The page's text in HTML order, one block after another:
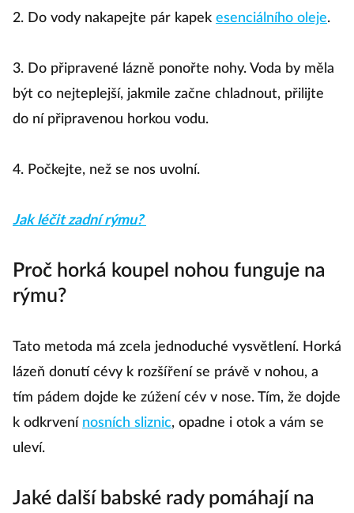
2. Do vody nakapejte pár kapek esenciálního oleje.
3. Do připravené lázně ponořte nohy. Voda by měla
být co nejteplejší, jakmile začne chladnout, přilijte
do ní připravenou horkou vodu.
4. Počkejte, než se nos uvolní.
Jak léčit zadní rýmu?
Proč horká koupel nohou funguje na
rýmu?
Tato metoda má zcela jednoduché vysvětlení. Horká
lázeň donutí cévy k rozšíření se právě v nohou, a
tím pádem dojde ke zúžení cév v nose. Tím, že dojde
k odkrvení nosních sliznic, opadne i otok a vám se
uleví.
Jaké další babské rady pomáhají na